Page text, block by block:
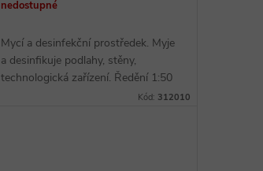
nedostupné
Mycí a desinfekční prostředek. Myje
a desinfikuje podlahy, stěny,
technologická zařízení. Ředění 1:50
- 200 (podle míry znečištění).Kód: 312010